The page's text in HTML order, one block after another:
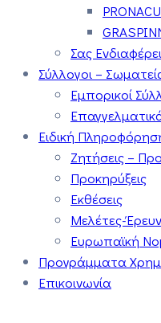
Σας Ενδιαφέρει
Σύλλογοι –
Εμπορικοί
Ειδική
Ζητήσεις –
Προκηρύξεις
Εκθέσεις
Μελέτες-
Ευρωπαϊκή
Προγράμματα
Επικοινωνία